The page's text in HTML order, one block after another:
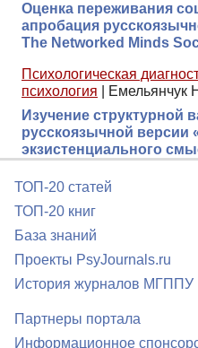
Оценка переживания
апробация
The Networked Minds
Психологическая
психология
Емельянчук
Изучение структурной
русскоязычной версии
экзистенциального
ТОП-20 статей
ТОП-20 книг
База знаний
Проекты PsyJournals.ru
История журналов МГППУ
Партнеры портала
Информационное